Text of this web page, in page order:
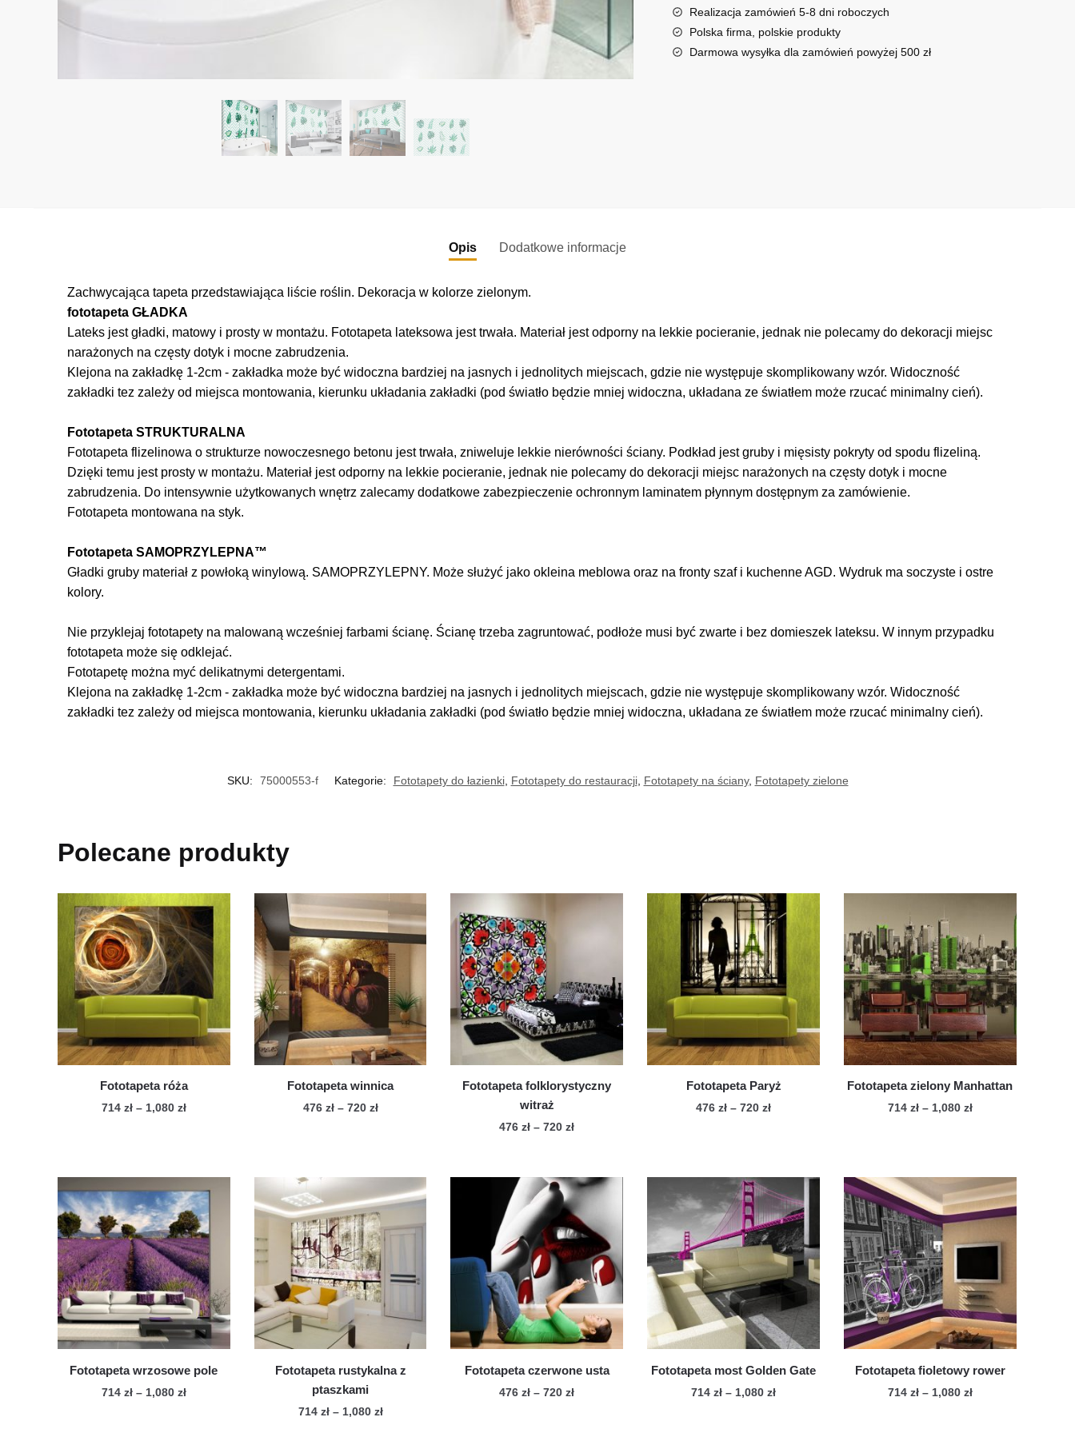
a
t
i
Realizacja zamówień 5-8 dni roboczych
Polska firma, polskie produkty
Darmowa wysyłka dla zamówień powyżej 500 zł
Opis Dodatkowe informacje
Zachwycająca tapeta przedstawiająca liście roślin. Dekoracja w kolorze zielonym.
fototapeta GŁADKA
Lateks jest gładki, matowy i prosty w montażu. Fototapeta lateksowa jest trwała. Materiał jest odporny na lekkie pocieranie, jednak nie polecamy do dekoracji miejsc
narażonych na częsty dotyk i mocne zabrudzenia.
Klejona na zakładkę 1-2cm - zakładka może być widoczna bardziej na jasnych i jednolitych miejscach, gdzie nie występuje skomplikowany wzór. Widoczność
zakładki tez zależy od miejsca montowania, kierunku układania zakładki (pod światło będzie mniej widoczna, układana ze światłem może rzucać minimalny cień).
Fototapeta STRUKTURALNA
Fototapeta flizelinowa o strukturze nowoczesnego betonu jest trwała, zniweluje lekkie nierówności ściany. Podkład jest gruby i mięsisty pokryty od spodu flizeliną.
Dzięki temu jest prosty w montażu. Materiał jest odporny na lekkie pocieranie, jednak nie polecamy do dekoracji miejsc narażonych na częsty dotyk i mocne
zabrudzenia. Do intensywnie użytkowanych wnętrz zalecamy dodatkowe zabezpieczenie ochronnym laminatem płynnym dostępnym za zamówienie.
Fototapeta montowana na styk.
Fototapeta SAMOPRZYLEPNA™
Gładki gruby materiał z powłoką winylową. SAMOPRZYLEPNY. Może służyć jako okleina meblowa oraz na fronty szaf i kuchenne AGD. Wydruk ma soczyste i ostre
kolory.
Nie przyklejaj fototapety na malowaną wcześniej farbami ścianę. Ścianę trzeba zagruntować, podłoże musi być zwarte i bez domieszek lateksu. W innym przypadku
fototapeta może się odklejać.
Fototapetę można myć delikatnymi detergentami.
Klejona na zakładkę 1-2cm - zakładka może być widoczna bardziej na jasnych i jednolitych miejscach, gdzie nie występuje skomplikowany wzór. Widoczność
zakładki tez zależy od miejsca montowania, kierunku układania zakładki (pod światło będzie mniej widoczna, układana ze światłem może rzucać minimalny cień).
SKU: 75000553-f Kategorie: Fototapety do łazienki, Fototapety do restauracji, Fototapety na ściany, Fototapety zielone
Polecane produkty
Fototapeta róża
714 zł – 1,080 złZakres
do
1,080 zł
ma
wiele
wariantów.
Opcje
można
wybrać
na
stronie
produktu
Fototapeta winnica
476 zł – 720 złZakres
do
720 zł
ma
wiele
wariantów.
Opcje
można
wybrać
na
stronie
produktu
Fototapeta folklorystyczny
witraż
476zł – 720złZakres
476 zł
do
720 zł
produkt
ma
wiele
wariantów.
Opcje
można
wybrać
na
stronie
Fototapeta Paryż
476zł – 720złZakres
do
720 zł
ma
wiele
wariantów.
Opcje
można
wybrać
na
stronie
produktu
Fototapeta zielony Manhattan
714 zł – 1,080 złZakres
do
1,080 zł
ma
wiele
wariantów.
Opcje
można
wybrać
na
stronie
produktu
Fototapeta wrzosowe pole
714 zł – 1,080 złZakres
Fototapeta rustykalna z
ptaszkami
714 zł – 1,080 złZakres
Fototapeta czerwone usta
476zł – 720złZakres
Fototapeta most Golden Gate
714zł – 1,080złZakres
Fototapeta fioletowy rower
714 zł – 1,080 złZakres